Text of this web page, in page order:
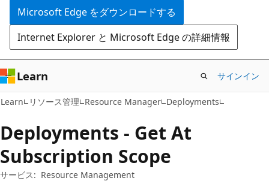
ツ
に
ス
キ
ッ
プ
ー
シ
ョ
ン
に
ス
キ
ッ
プ
Microsoft Edge をダウンロードする
Internet Explorer と Microsoft Edge の詳細情報
Learn サインイン
Learn リソース管理 Resource Manager Deployments
Deployments - Get At
Subscription Scope
サービス: Resource Management